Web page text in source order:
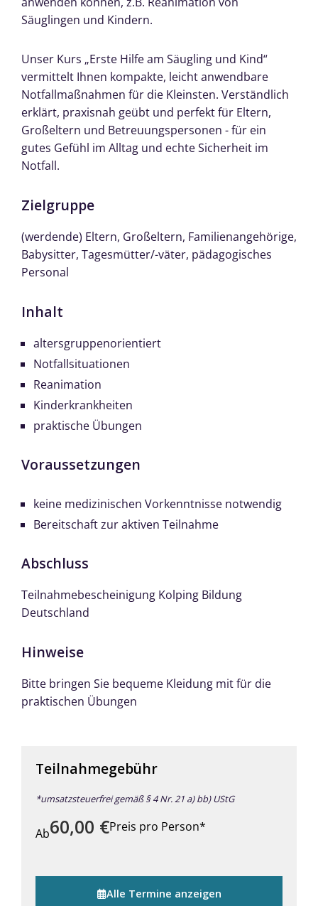
Säuglingen und Kindern.
Unser Kurs „Erste Hilfe am Säugling und Kind“
vermittelt Ihnen kompakte, leicht anwendbare
Notfallmaßnahmen für die Kleinsten. Verständlich
erklärt, praxisnah geübt und perfekt für Eltern,
Großeltern und Betreuungspersonen - für ein
gutes Gefühl im Alltag und echte Sicherheit im
Notfall.
Zielgruppe
(werdende) Eltern, Großeltern, Familienangehörige,
Babysitter, Tagesmütter/-väter, pädagogisches
Personal
Inhalt
altersgruppenorientiert
Notfallsituationen
Reanimation
Kinderkrankheiten
praktische Übungen
Voraussetzungen
keine medizinischen Vorkenntnisse notwendig
Bereitschaft zur aktiven Teilnahme
Abschluss
Teilnahmebescheinigung Kolping Bildung
Deutschland
Hinweise
Bitte bringen Sie bequeme Kleidung mit für die
praktischen Übungen
Teilnahmegebühr
*umsatzsteuerfrei gemäß § 4 Nr. 21 a) bb) UStG
Ab60,00 €Preis pro Person*
Alle Termine anzeigen